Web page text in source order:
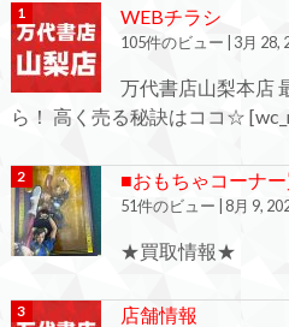
WEBチラシ
105件のビュー 3月 28,
万代書店山梨本店
ら！ 高く売る秘訣はココ☆
■おもちゃコーナ
51件のビュー 8月 9,
★買取情報★
店舗情報